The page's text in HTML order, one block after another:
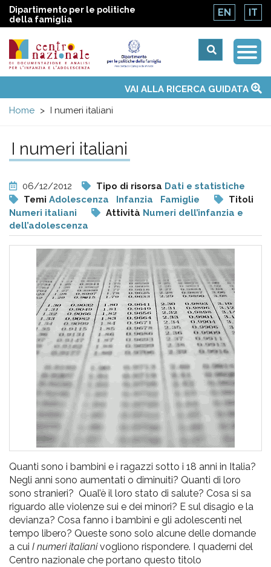
Dipartimento per le politiche
della famiglia
EN IT
Centro
nazionale
di
Documentazione
e
analisi
pr
l'infanzia
l'adolescenza
menu
Temi
Attività
Convenzione ONUVAI ALLA RICERCA GUIDATA
Home
I numeri italiani
I numeri italiani
06/12/2012 Tipo di risorsa Dati e statistiche
Temi Adolescenza Infanzia Famiglie
Titoli
Numeri italiani
Attività Numeri dell’infanzia e
dell’adolescenza
Quanti sono i bambini e i ragazzi sotto i 18 anni in Italia?
Negli anni sono aumentati o diminuiti? Quanti di loro
sono stranieri? Qual’è il loro stato di salute? Cosa si sa
riguardo alle violenze sui e dei minori? E sul disagio e la
devianza? Cosa fanno i bambini e gli adolescenti nel
tempo libero? Queste sono solo alcune delle domande
a cui I numeri italianivogliono rispondere. I quaderni del
Centro nazionale che portano questo titolo